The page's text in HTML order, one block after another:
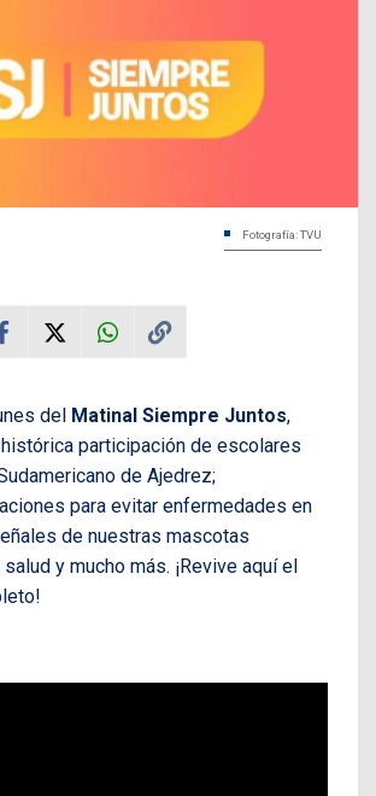
Fotografía: TVU
del Matinal Siempre Juntos,
participación de escolares
de Ajedrez;
para evitar enfermedades en
de nuestras mascotas
y mucho más. ¡Revive aquí el